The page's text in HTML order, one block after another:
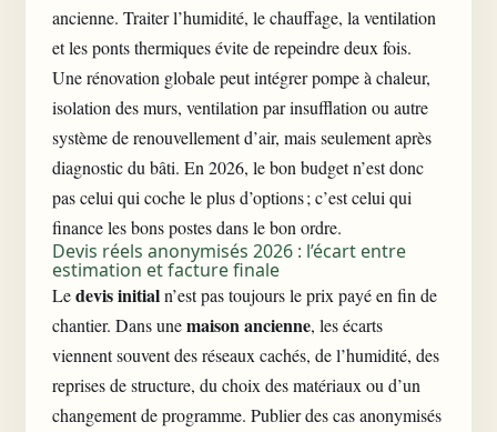
ancienne. Traiter l’humidité, le chauffage, la ventilation
et les ponts thermiques évite de repeindre deux fois.
Une rénovation globale peut intégrer pompe à chaleur,
isolation des murs, ventilation par insufflation ou autre
système de renouvellement d’air, mais seulement après
diagnostic du bâti. En 2026, le bon budget n’est donc
pas celui qui coche le plus d’options ; c’est celui qui
finance les bons postes dans le bon ordre.
Devis réels anonymisés 2026 : l’écart entre
estimation et facture finale
Ledevis initialn’est pas toujours le prix payé en fin de
chantier. Dans unemaison ancienne, les écarts
viennent souvent des réseaux cachés, de l’humidité, des
reprises de structure, du choix des matériaux ou d’un
changement de programme. Publier des cas anonymisés